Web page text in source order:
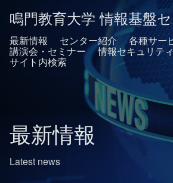
鳴門教育大学 情報基盤
最新情報 センター紹介 各種サー
講演会・セミナー 情報セキュリテ
サイト内検索
最新情報
Latest news